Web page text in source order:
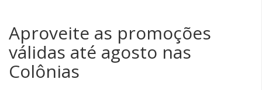
Aproveite as promoções
válidas até agosto nas
Colônias